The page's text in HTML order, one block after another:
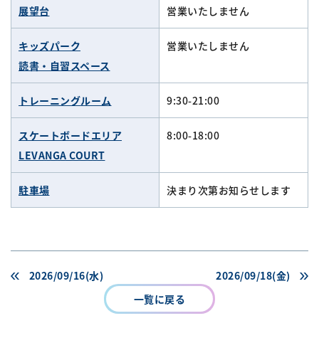
展望台 営業いたしません
キッズパーク
読書・自習スペース
営業いたしません
トレーニングルーム 9:30-21:00
スケートボードエリア
LEVANGA COURT
8:00-18:00
駐車場 決まり次第お知らせします
2026/09/16(水)
一覧に戻る
2026/09/18(金)